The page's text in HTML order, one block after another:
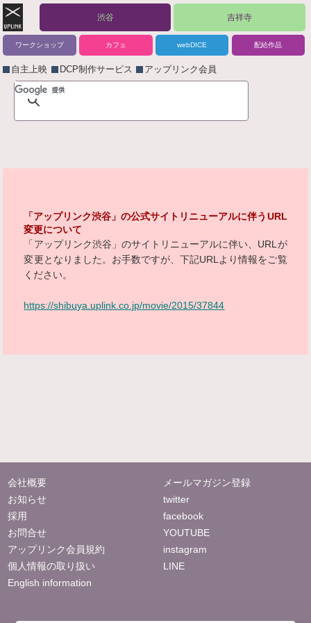
渋谷 吉祥寺
ワークショップ カフェ webDICE 配給作品
自主上映 DCP制作サービス アップリンク会員
「アップリンク渋谷」の公式サイトリニューアルに伴うURL
変更について
「アップリンク渋谷」のサイトリニューアルに伴い、URLが
変更となりました。お手数ですが、下記URLより情報をご覧
ください。
https://shibuya.uplink.co.jp/movie/2015/37844
会社概要
お知らせ
採用
お問合せ
アップリンク会員規約
個人情報の取り扱い
English information
メールマガジン登録
twitter
facebook
YOUTUBE
instagram
LINE